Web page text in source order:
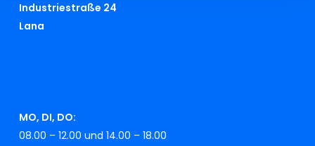
Industriestraße 24
Lana
MO, DI, DO:
08.00 – 12.00 und 14.00 – 18.00